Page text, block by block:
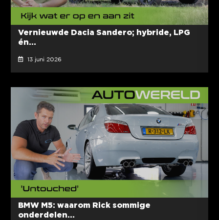
Vernieuwde Dacia Sandero; hybride, LPG
én...
13 juni 2026
BMW M5: waarom Rick sommige
onderdelen...